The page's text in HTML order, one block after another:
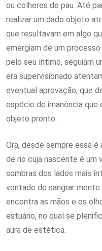
ou colheres de pau. Até
realizar um dado objeto
que resultavam em algo
emergiam de um
pelo seu íntimo, seguiam
era supervisionado
eventual aprovação, que
espécie de imanência
objeto pronto.
Ora, desde sempre essa
de rio cuja nascente é um
sombras dos lados mais
vontade de sangrar mente
encontra as mãos e os
estuário, no qual se
aura de estética.